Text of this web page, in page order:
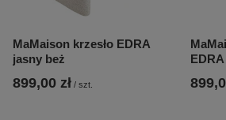
MaMaison krzesło EDRA
jasny beż
899,00 zł / szt.